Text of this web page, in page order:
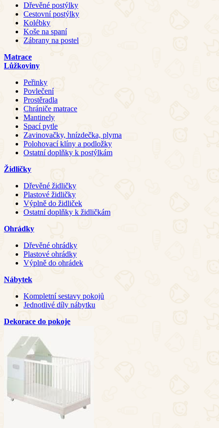
Dřevěné postýlky
Cestovní postýlky
Kolébky
Koše na spaní
Zábrany na postel
Matrace
Lůžkoviny
Peřinky
Povlečení
Prostěradla
Chrániče matrace
Mantinely
Spací pytle
Zavinovačky, hnízdečka, plyma
Polohovací klíny a podložky
Ostatní doplňky k postýlkám
Židličky
Dřevěné židličky
Plastové židličky
Výplně do židliček
Ostatní doplňky k židličkám
Ohrádky
Dřevěné ohrádky
Plastové ohrádky
Výplně do ohrádek
Nábytek
Kompletní sestavy pokojů
Jednotlivé díly nábytku
Dekorace do pokoje